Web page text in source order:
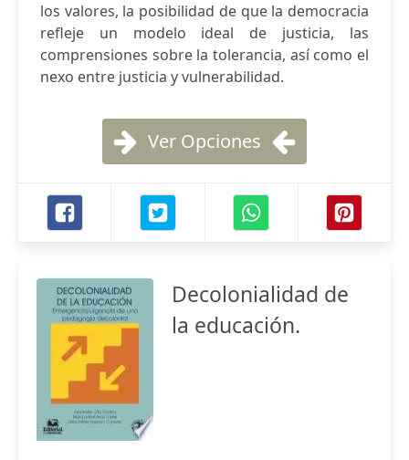
los valores, la posibilidad de que la democracia
refleje un modelo ideal de justicia, las
comprensiones sobre la tolerancia, así como el
nexo entre justicia y vulnerabilidad.
Ver Opciones
Decolonialidad de
la educación.